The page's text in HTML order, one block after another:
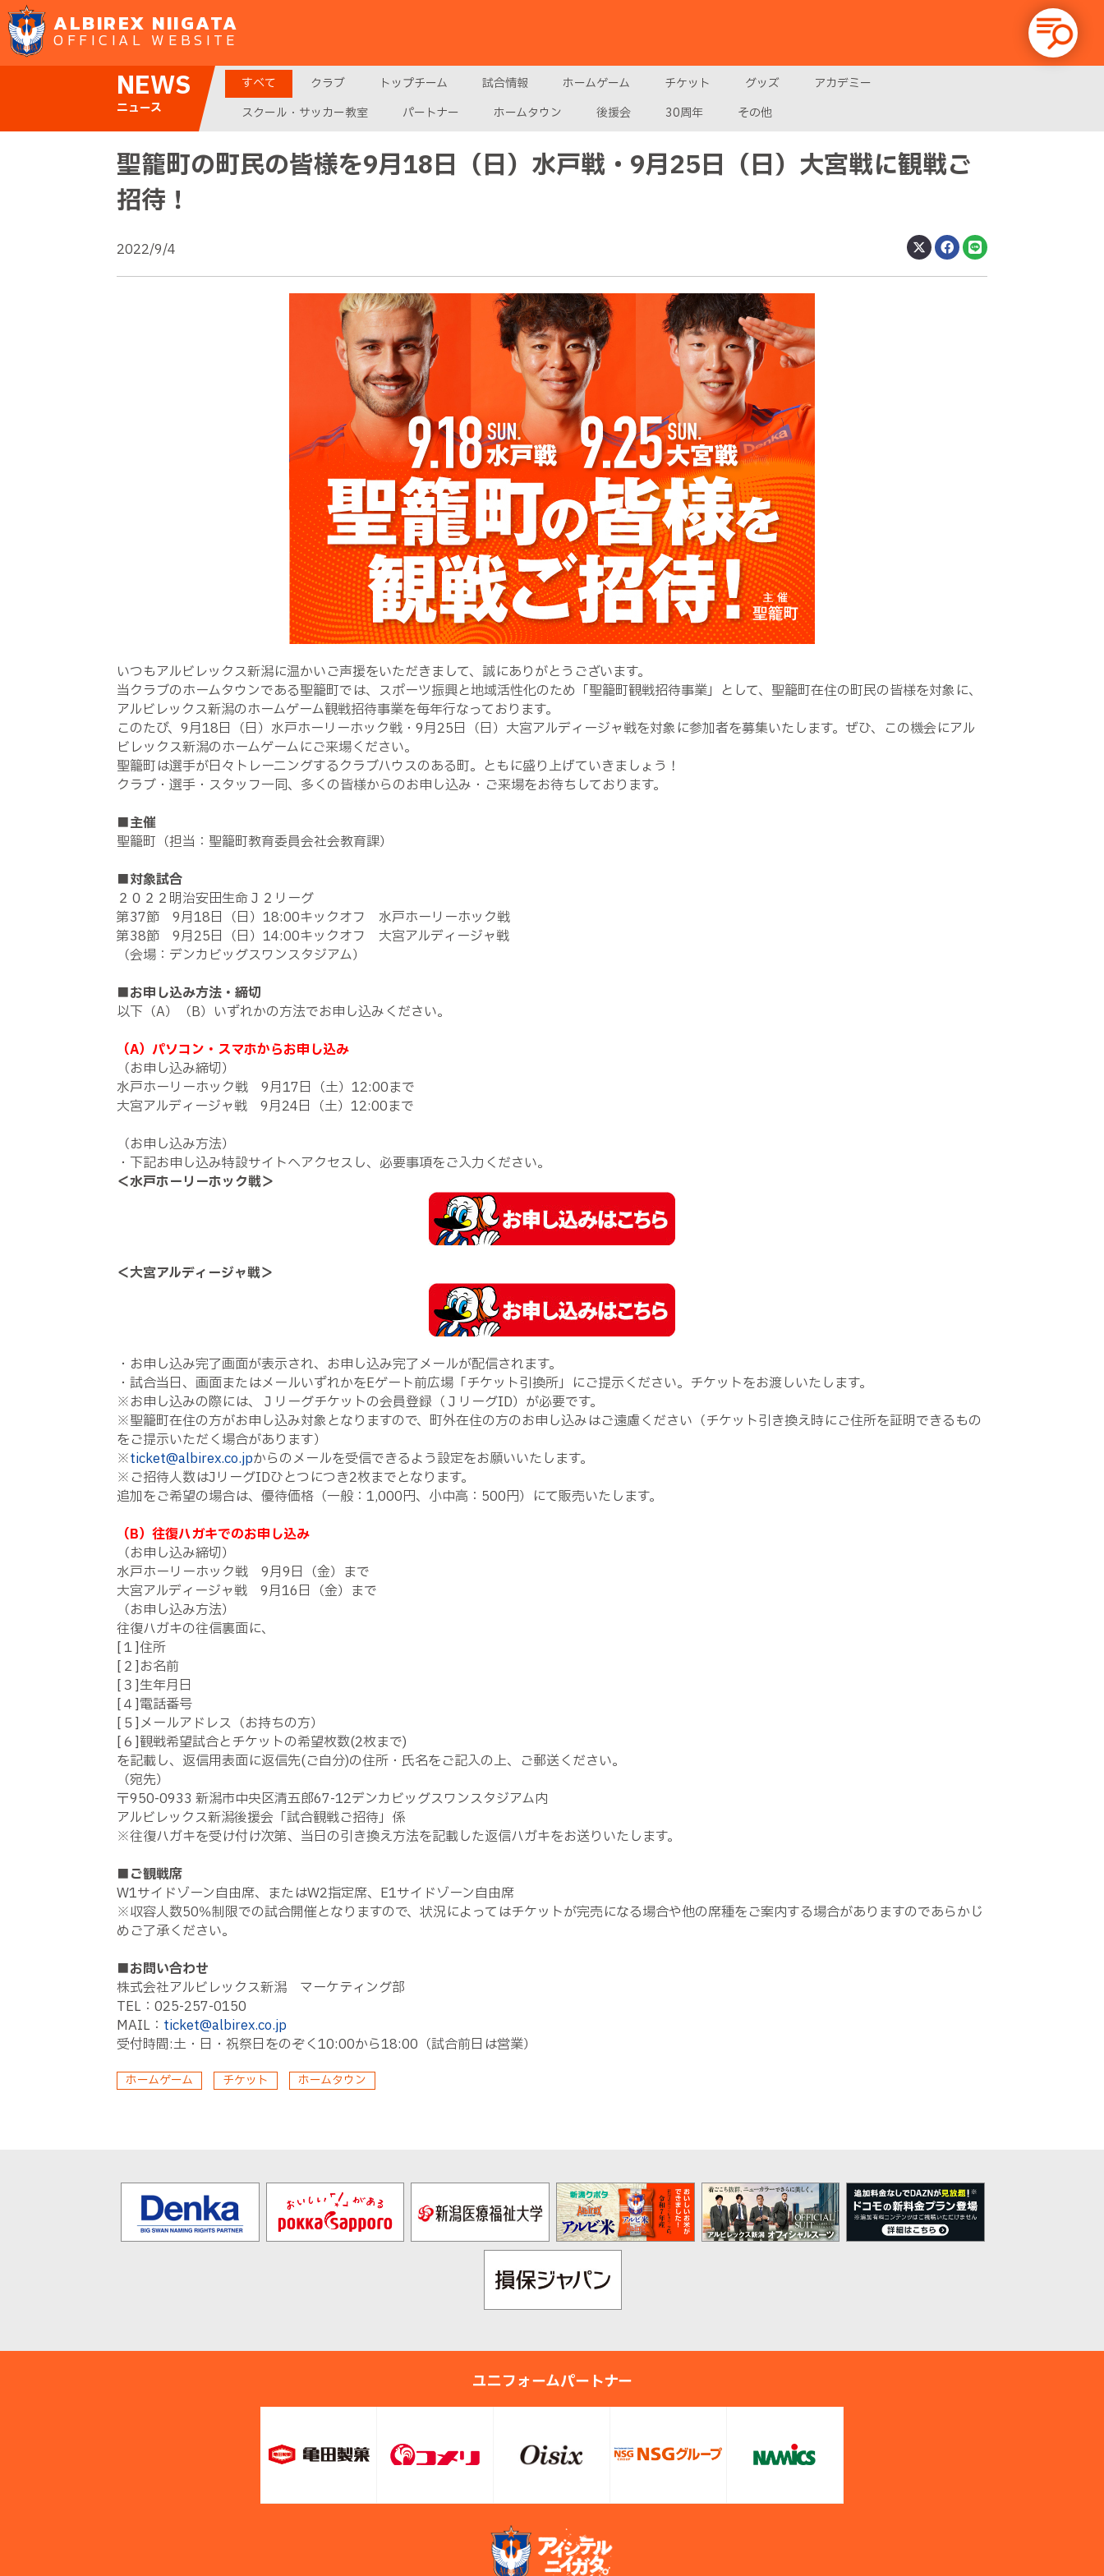
ALBIREX NIIGATA
OFFICIAL WEBSITE
NEWS
ニュース
すべて クラブ トップチーム 試合情報 ホームゲーム チケット グッズ
アカデミー
スクール・サッカー教室
パートナー ホームタウン 後援会 30周年 その他
聖籠町の町民の皆様を9月18日（日）水戸戦・9月25日（日）大宮戦に観戦ご
招待！
2022/9/4
いつもアルビレックス新潟に温かいご声援をいただきまして、誠にありがとうございます。
当クラブのホームタウンである聖籠町では、スポーツ振興と地域活性化のため「聖籠町観戦招待事業」として、聖籠町在住の町民の皆様を対象に、
アルビレックス新潟のホームゲーム観戦招待事業を毎年行なっております。
このたび、9月18日（日）水戸ホーリーホック戦・9月25日（日）大宮アルディージャ戦を対象に参加者を募集いたします。ぜひ、この機会にアル
ビレックス新潟のホームゲームにご来場ください。
聖籠町は選手が日々トレーニングするクラブハウスのある町。ともに盛り上げていきましょう！
クラブ・選手・スタッフ一同、多くの皆様からのお申し込み・ご来場をお待ちしております。
■主催
聖籠町（担当：聖籠町教育委員会社会教育課）
■対象試合
２０２２明治安田生命Ｊ２リーグ
第37節 9月18日（日）18:00キックオフ 水戸ホーリーホック戦
第38節 9月25日（日）14:00キックオフ 大宮アルディージャ戦
（会場：デンカビッグスワンスタジアム）
■お申し込み方法・締切
以下（A）（B）いずれかの方法でお申し込みください。
（A）パソコン・スマホからお申し込み
（お申し込み締切）
水戸ホーリーホック戦 9月17日（土）12:00まで
大宮アルディージャ戦 9月24日（土）12:00まで
（お申し込み方法）
・下記お申し込み特設サイトへアクセスし、必要事項をご入力ください。
＜水戸ホーリーホック戦＞
＜大宮アルディージャ戦＞
・お申し込み完了画面が表示され、お申し込み完了メールが配信されます。
・試合当日、画面またはメールいずれかをEゲート前広場「チケット引換所」にご提示ください。チケットをお渡しいたします。
※お申し込みの際には、Ｊリーグチケットの会員登録（ＪリーグID）が必要です。
※聖籠町在住の方がお申し込み対象となりますので、町外在住の方のお申し込みはご遠慮ください（チケット引き換え時にご住所を証明できるもの
をご提示いただく場合があります）
※ticket@albirex.co.jpからのメールを受信できるよう設定をお願いいたします。
※ご招待人数はJリーグIDひとつにつき2枚までとなります。
追加をご希望の場合は、優待価格（一般：1,000円、小中高：500円）にて販売いたします。
（B）往復ハガキでのお申し込み
（お申し込み締切）
水戸ホーリーホック戦 9月9日（金）まで
大宮アルディージャ戦 9月16日（金）まで
（お申し込み方法）
往復ハガキの往信裏面に、
[１]住所
[２]お名前
[３]生年月日
[４]電話番号
[５]メールアドレス（お持ちの方）
[６]観戦希望試合とチケットの希望枚数(2枚まで)
を記載し、返信用表面に返信先(ご自分)の住所・氏名をご記入の上、ご郵送ください。
（宛先）
〒950-0933 新潟市中央区清五郎67-12デンカビッグスワンスタジアム内
アルビレックス新潟後援会「試合観戦ご招待」係
※往復ハガキを受け付け次第、当日の引き換え方法を記載した返信ハガキをお送りいたします。
■ご観戦席
W1サイドゾーン自由席、またはW2指定席、E1サイドゾーン自由席
※収容人数50％制限での試合開催となりますので、状況によってはチケットが完売になる場合や他の席種をご案内する場合がありますのであらかじ
めご了承ください。
■お問い合わせ
株式会社アルビレックス新潟 マーケティング部
TEL：025-257-0150
MAIL： ticket@albirex.co.jp
受付時間:土・日・祝祭日をのぞく10:00から18:00（試合前日は営業）
ホームゲーム チケット ホームタウン
ユニフォームパートナー